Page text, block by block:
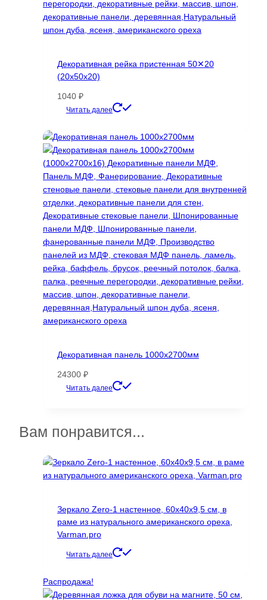
Декоративная рейка пристенная 50✕20
(20х50х20)
1040 ₽
Читать далее
имеет
несколько
вариаций.
Опции
можно
выбрать
на
странице
товара.
Декоративная панель 1000х2700мм
24300 ₽
Читать далее
вариаций.
можно
выбрать
странице
товара.
Вам понравится...
Зеркало Zero-1 настенное, 60х40х9,5 см, в
раме из натурального американского ореха,
Varman.pro
Читать далее
Распродажа!